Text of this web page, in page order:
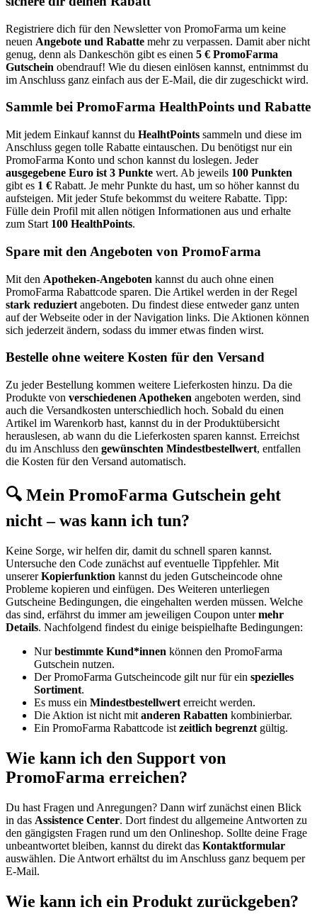
Registriere dich für den Newsletter von PromoFarma um keine
neuen Angebote und Rabatte mehr zu verpassen. Damit aber nicht
genug, denn als Dankeschön gibt es einen 5 € PromoFarma
Gutschein obendrauf! Wie du diesen einlösen kannst, entnimmst du
im Anschluss ganz einfach aus der E-Mail, die dir zugeschickt wird.
Sammle bei PromoFarma HealthPoints und Rabatte
Mit jedem Einkauf kannst du HealhtPoints sammeln und diese im
Anschluss gegen tolle Rabatte eintauschen. Du benötigst nur ein
PromoFarma Konto und schon kannst du loslegen. Jeder
ausgegebene Euro ist 3 Punkte wert. Ab jeweils 100 Punkten
gibt es 1 € Rabatt. Je mehr Punkte du hast, um so höher kannst du
aufsteigen. Mit jeder Stufe bekommst du weitere Rabatte. Tipp:
Fülle dein Profil mit allen nötigen Informationen aus und erhalte
zum Start 100 HealthPoints.
Spare mit den Angeboten von PromoFarma
Mit den Apotheken-Angeboten kannst du auch ohne einen
PromoFarma Rabattcode sparen. Die Artikel werden in der Regel
stark reduziert angeboten. Du findest diese entweder ganz unten
auf der Webseite oder in der Navigation links. Die Aktionen können
sich jederzeit ändern, sodass du immer etwas finden wirst.
Bestelle ohne weitere Kosten für den Versand
Zu jeder Bestellung kommen weitere Lieferkosten hinzu. Da die
Produkte von verschiedenen Apotheken angeboten werden, sind
auch die Versandkosten unterschiedlich hoch. Sobald du einen
Artikel im Warenkorb hast, kannst du in der Produktübersicht
herauslesen, ab wann du die Lieferkosten sparen kannst. Erreichst
du im Anschluss den gewünschten Mindestbestellwert, entfallen
die Kosten für den Versand automatisch.
🔍 Mein PromoFarma Gutschein geht
nicht – was kann ich tun?
Keine Sorge, wir helfen dir, damit du schnell sparen kannst.
Untersuche den Code zunächst auf eventuelle Tippfehler. Mit
unsererKopierfunktion kannst du jeden Gutscheincode ohne
Probleme kopieren und einfügen. Des Weiteren unterliegen
Gutscheine Bedingungen, die eingehalten werden müssen. Welche
das sind, erfährst du immer am jeweiligen Coupon untermehr
Details. Nachfolgend findest du einige beispielhafte Bedingungen:
Nurbestimmte Kund*innen können den PromoFarma
Gutschein nutzen.
Der PromoFarma Gutscheincode gilt nur für ein spezielles
Sortiment.
Es muss ein Mindestbestellwert erreicht werden.
Die Aktion ist nicht mit anderen Rabatten kombinierbar.
Ein PromoFarma Rabattcode ist zeitlich begrenzt gültig.
Wie kann ich den Support von
PromoFarma erreichen?
Du hast Fragen und Anregungen? Dann wirf zunächst einen Blick
in das Assistence Center. Dort findest du allgemeine Antworten zu
den gängigsten Fragen rund um den Onlineshop. Sollte deine Frage
unbeantwortet bleiben, kannst du direkt das Kontaktformular
auswählen. Die Antwort erhältst du im Anschluss ganz bequem per
E-Mail.
Wie kann ich ein Produkt zurückgeben?